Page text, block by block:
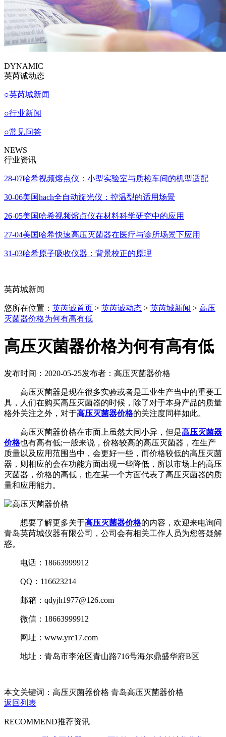
DYNAMIC
英芮诚动态
○英芮城新闻
○行业新闻
○常见问答
NEWS
行业资讯
28-07哈希视频熔点仪：小型实验室与质检车间的机型适配
30-06美国hach全自动旋光仪：控温型的适用场景
26-05美国哈希视频熔点仪在材料科学研究中的应用
27-04美国哈希快速高压灭菌器在医疗与诊所场景下应用
31-03哈希原子吸收仪器：背景校正的原理
英芮城新闻
您所在位置： 英芮诚首页 > 英芮诚动态 > 英芮城新闻 > 高压
灭菌器价格为何有高有低
高压灭菌器价格为何有高有低
发布时间：2020-05-25发布者：高压灭菌器价格
高压灭菌器是现在很多实验或者是工业生产当中的重要工
具，人们在购买高压灭菌器的时候，除了对于本身产品的质量
格外关注之外，对于高压灭菌器价格的关注度同样如此。
高压灭菌器价格在市面上虽然大同小异，但是高压灭菌器
价格也有高有低;一般来说，价格较高的高压灭菌器，在生产
质量以及应用范围当中，会更好一些，而价格较低的高压灭菌
器，则相应的会在功能方面出现一些降低，所以市场上的高压
灭菌器，价格的高低，也在某一个方面代表了高压灭菌器的质
量和应用能力。
想要了解更多关于高压灭菌器价格的内容，欢迎来电询问
青岛英芮城仪器有限公司，公司会有相关工作人员为您答疑解
惑。
电话：18663999912
QQ：116623214
邮箱：qdyjh1977@126.com
微信：18663999912
网址：www.yrc17.com
地址：青岛市李沧区青山路716号海尔鼎盛华府B区
本文关键词：高压灭菌器价格 青岛高压灭菌器价格
返回列表
RECOMMEND推荐资讯